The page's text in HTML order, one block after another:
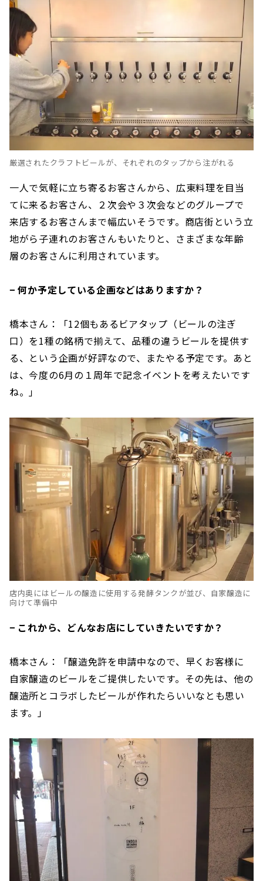
厳選されたクラフトビールが、それぞれのタップから注がれる
一人で気軽に立ち寄るお客さんから、広東料理を目当
てに来るお客さん、２次会や３次会などのグループで
来店するお客さんまで幅広いそうです。商店街という立
地がら子連れのお客さんもいたりと、さまざまな年齢
層のお客さんに利用されています。
− 何か予定している企画などはありますか？
橋本さん：「12個もあるビアタップ（ビールの注ぎ
口）を1種の銘柄で揃えて、品種の違うビールを提供す
る、という企画が好評なので、またやる予定です。あと
は、今度の6月の１周年で記念イベントを考えたいです
ね。」
店内奥にはビールの醸造に使用する発酵タンクが並び、自家醸造に
向けて準備中
− これから、どんなお店にしていきたいですか？
橋本さん：「醸造免許を申請中なので、早くお客様に
自家醸造のビールをご提供したいです。その先は、他の
醸造所とコラボしたビールが作れたらいいなとも思い
ます。」